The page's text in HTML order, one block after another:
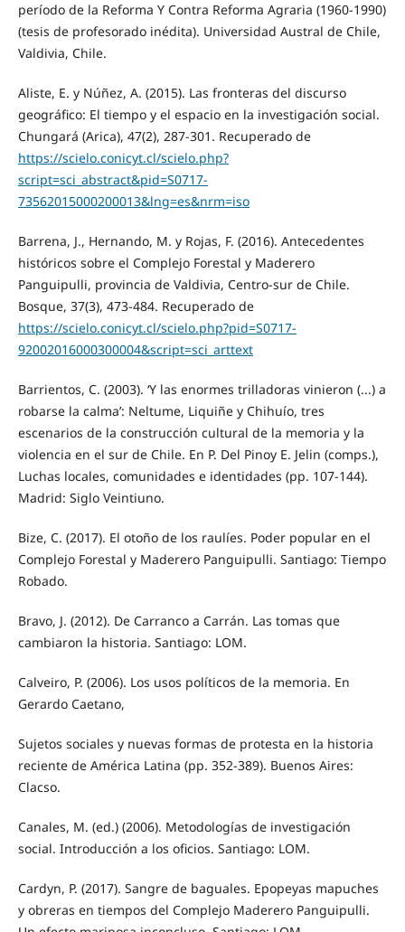
período de la Reforma Y Contra Reforma Agraria (1960-1990)
(tesis de profesorado inédita). Universidad Austral de Chile,
Valdivia, Chile.
Aliste, E. y Núñez, A. (2015). Las fronteras del discurso
geográfico: El tiempo y el espacio en la investigación social.
Chungará (Arica), 47(2), 287-301. Recuperado de
https://scielo.conicyt.cl/scielo.php?
script=sci_abstract&pid=S0717-
73562015000200013&lng=es&nrm=iso
Barrena, J., Hernando, M. y Rojas, F. (2016). Antecedentes
históricos sobre el Complejo Forestal y Maderero
Panguipulli, provincia de Valdivia, Centro-sur de Chile.
Bosque, 37(3), 473-484. Recuperado de
https://scielo.conicyt.cl/scielo.php?pid=S0717-
92002016000300004&script=sci_arttext
Barrientos, C. (2003). ‘Y las enormes trilladoras vinieron (...) a
robarse la calma’: Neltume, Liquiñe y Chihuío, tres
escenarios de la construcción cultural de la memoria y la
violencia en el sur de Chile. En P. Del Pinoy E. Jelin (comps.),
Luchas locales, comunidades e identidades (pp. 107-144).
Madrid: Siglo Veintiuno.
Bize, C. (2017). El otoño de los raulíes. Poder popular en el
Complejo Forestal y Maderero Panguipulli. Santiago: Tiempo
Robado.
Bravo, J. (2012). De Carranco a Carrán. Las tomas que
cambiaron la historia. Santiago: LOM.
Calveiro, P. (2006). Los usos políticos de la memoria. En
Gerardo Caetano,
Sujetos sociales y nuevas formas de protesta en la historia
reciente de América Latina (pp. 352-389). Buenos Aires:
Clacso.
Canales, M. (ed.) (2006). Metodologías de investigación
social. Introducción a los oficios. Santiago: LOM.
Cardyn, P. (2017). Sangre de baguales. Epopeyas mapuches
y obreras en tiempos del Complejo Maderero Panguipulli.